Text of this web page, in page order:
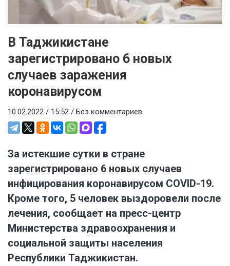
В Таджикистане
зарегистрировано 6 новых
случаев заражения
коронавирусом
10.02.2022 / 15:52 / Без комментариев
За истекшие сутки в стране
зарегистрировано 6 новых случаев
инфицирования коронавирусом COVID-19.
Кроме того, 5 человек выздоровели после
лечения, сообщает на пресс-центр
Министерства здравоохранения и
социальной защиты населения
Республики Таджикистан.